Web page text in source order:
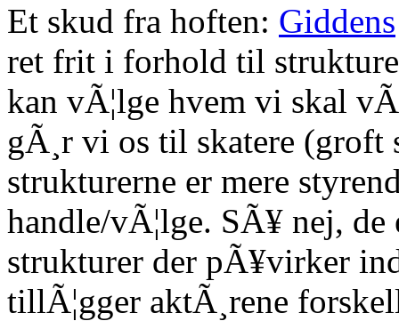
Et skud fra hoften: Giddens
ret frit i forhold til
kan vÃ¦lge hvem vi skal
gÃ¸r vi os til skatere (groft
strukturerne er mere
handle/vÃ¦lge. SÃ¥ nej,
strukturer der pÃ¥virker
tillÃ¦gger aktÃ¸rene